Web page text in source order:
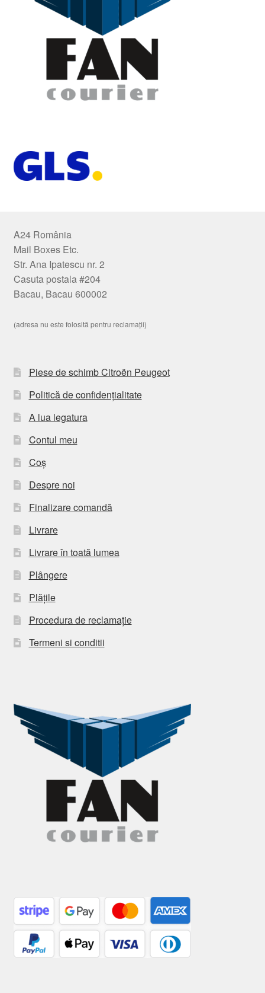
A24 România
Mail Boxes Etc.
Str. Ana Ipatescu nr. 2
Casuta postala #204
Bacau, Bacau 600002
(adresa nu este folosită pentru reclamații)
Piese de schimb Citroën Peugeot
Politică de confidențialitate
A lua legatura
Contul meu
Coș
Despre noi
Finalizare comandă
Livrare
Livrare în toată lumea
Plângere
Plățile
Procedura de reclamație
Termeni si conditii